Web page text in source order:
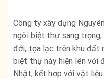
Công ty xây dựng
ngôi biệt thự sang trọng,
đới, tọa lạc trên khu đất
biệt thự này hiện lên với
Nhật, kết hợp với vật